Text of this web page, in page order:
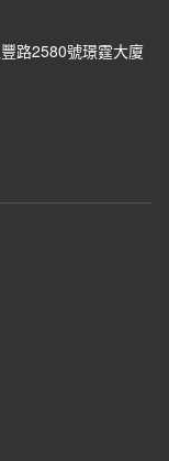
路2580號璟霆大廈